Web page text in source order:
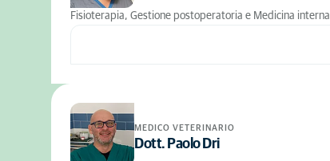
Fisioterapia, Gestione postoperatoria e Medicina interna
MEDICO VETERINARIO
Dott. Paolo Dri